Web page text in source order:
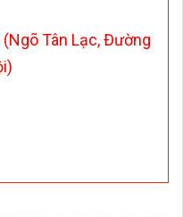
(Ngõ Tân Lạc, Đường